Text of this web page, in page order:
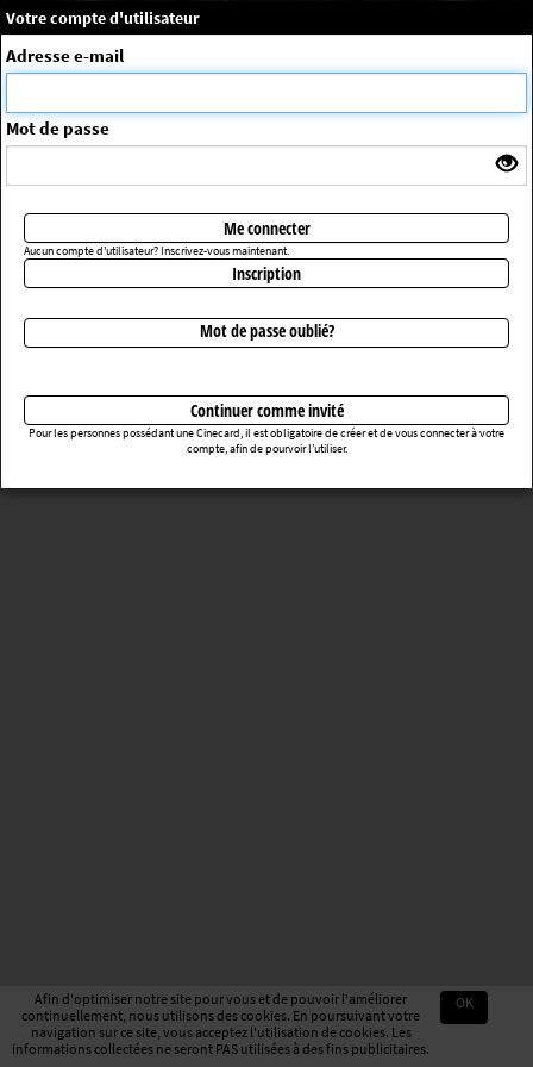
Afin d'optimiser notre site pour vous et de pouvoir l'améliorer
continuellement, nous utilisons des cookies. En poursuivant votre
navigation sur ce site, vous acceptez l'utilisation de cookies. Les
informations collectées ne seront PAS utilisées à des fins publicitaires.
OK
Message système
La séance choisie n'a pas été trouvée
Votre compte d'utilisateur
Adresse e-mail
Mot de passe
Me connecter
Aucun compte d'utilisateur? Inscrivez-vous maintenant.
Inscription
Mot de passe oublié?
Continuer comme invité
Pour les personnes possédant une Cinecard, il est obligatoire de créer et de vous connecter à votre
compte, afin de pourvoir l’utiliser.